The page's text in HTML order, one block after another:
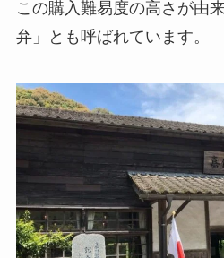
この購入難易度の高さが由
弁」とも呼ばれています。